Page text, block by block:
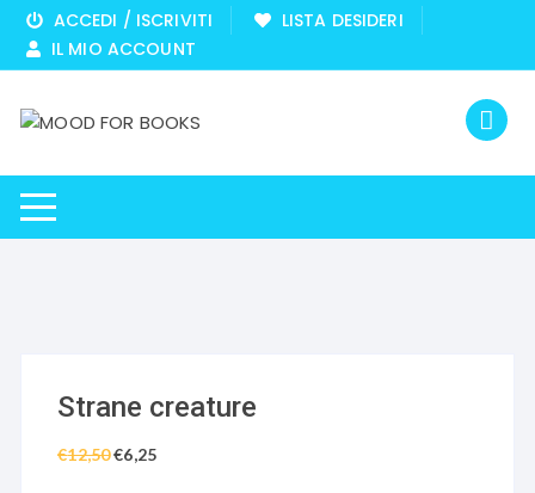
Vai
contenuto
ACCEDI / ISCRIVITI
LISTA DESIDERI
IL MIO ACCOUNT
Strane creature
€12,50Il
€6,25Il